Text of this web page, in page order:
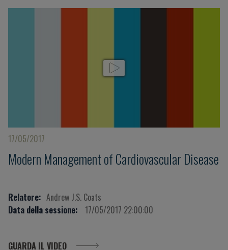
17/05/2017
Modern Management of Cardiovascular Disease
Relatore: Andrew J.S. Coats
Data della sessione:
17/05/2017 22:00:00
GUARDA IL VIDEO